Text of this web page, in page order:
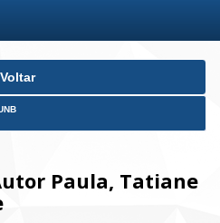
Voltar
Paula, Tatiane